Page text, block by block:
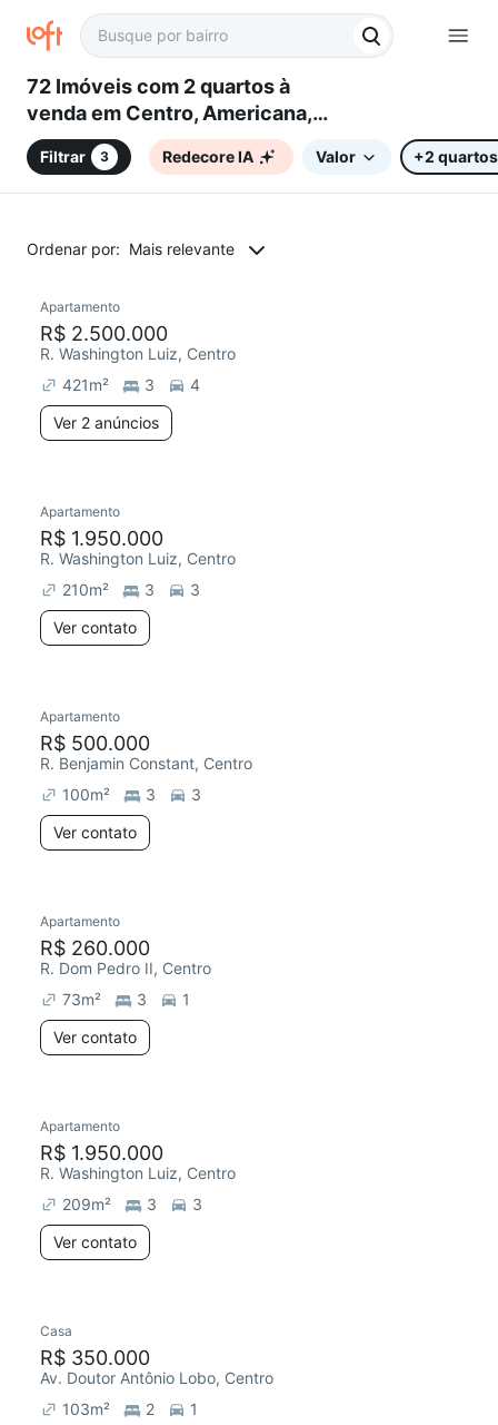
72 Imóveis com 2 quartos à
venda em Centro, Americana,
SP
Filtrar 3 Redecore IA Valor +2 quartos
Ordenar por: Mais relevante
Redecorar
Apartamento
R$ 2.500.000
R. Washington Luiz, Centro
421m² 3
4
Ver 2 anúncios
Redecorar
Apartamento
R$ 1.950.000
R. Washington Luiz, Centro
210m² 3
3
Ver contato
Redecorar
Apartamento
R$ 500.000
R. Benjamin Constant, Centro
100m² 3
3
Ver contato
Redecorar
Apartamento
R$ 260.000
R. Dom Pedro II, Centro
73m² 3
1
Ver contato
Redecorar
Apartamento
R$ 1.950.000
R. Washington Luiz, Centro
209m² 3
3
Ver contato
Casa
R$ 350.000
Av. Doutor Antônio Lobo, Centro
103m² 2
1